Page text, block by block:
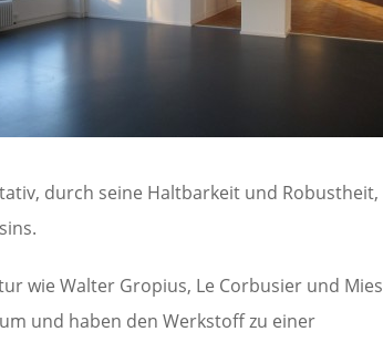
durch seine Haltbarkeit und Robustheit,
wie Walter Gropius, Le Corbusier und Mies
und haben den Werkstoff zu einer